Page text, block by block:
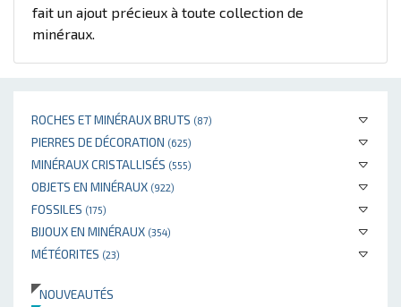
ROCHES ET MINÉRAUX BRUTS (87)
PIERRES DE DÉCORATION (625)
MINÉRAUX CRISTALLISÉS (555)
OBJETS EN MINÉRAUX (922)
FOSSILES (175)
BIJOUX EN MINÉRAUX (354)
MÉTÉORITES (23)
NOUVEAUTÉS
fait un ajout précieux à toute collection de
minéraux.